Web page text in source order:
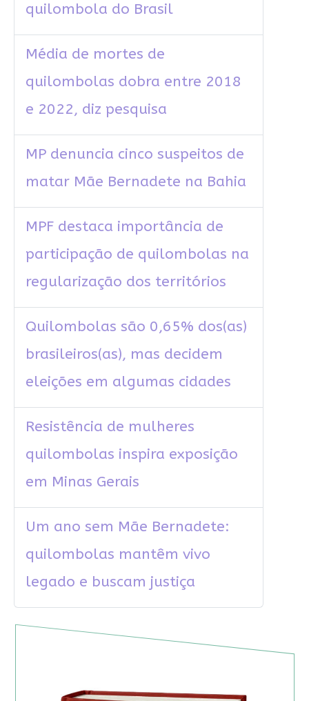
quilombola do Brasil
Média de mortes de
quilombolas dobra entre 2018
e 2022, diz pesquisa
MP denuncia cinco suspeitos de
matar Mãe Bernadete na Bahia
MPF destaca importância de
participação de quilombolas na
regularização dos territórios
Quilombolas são 0,65% dos(as)
brasileiros(as), mas decidem
eleições em algumas cidades
Resistência de mulheres
quilombolas inspira exposição
em Minas Gerais
Um ano sem Mãe Bernadete:
quilombolas mantêm vivo
legado e buscam justiça